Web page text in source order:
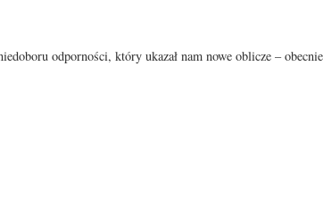
odporności, który ukazał nam nowe oblicze –